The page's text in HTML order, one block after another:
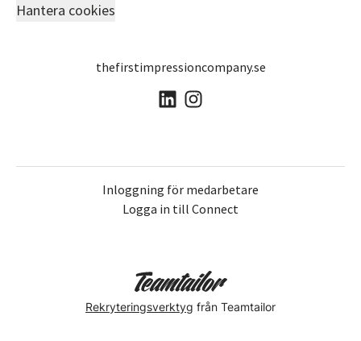
Hantera cookies
thefirstimpressioncompany.se
Inloggning för medarbetare
Logga in till Connect
Rekryteringsverktyg från Teamtailor